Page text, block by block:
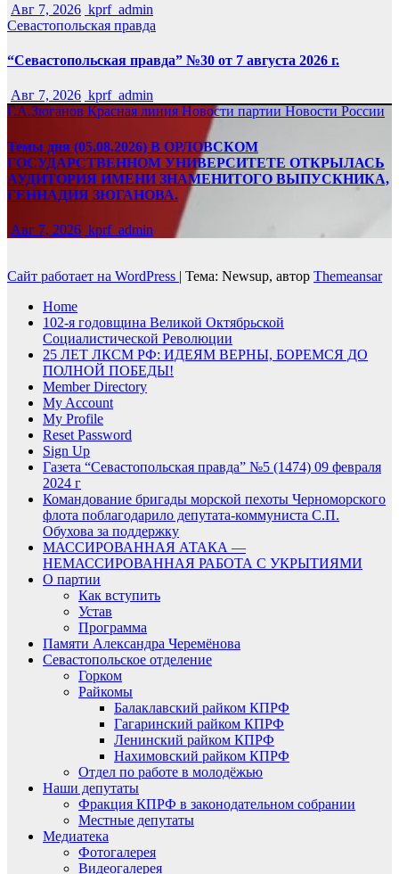
Авг 7, 2026 kprf_admin
Севастопольская правда
“Севастопольская правда” №30 от 7 августа 2026 г.
Авг 7, 2026 kprf_admin
Г.А.ЗюгановКрасная линияНовости партии Новости России
Темы дня (05.08.2026) В ОРЛОВСКОМ
ГОСУДАРСТВЕННОМ УНИВЕРСИТЕТЕ ОТКРЫЛАСЬ
АУДИТОРИЯ ИМЕНИ ЗНАМЕНИТОГО ВЫПУСКНИКА,
ГЕННАДИЯ ЗЮГАНОВА.
Авг 7, 2026 kprf_admin
Сайт работает на WordPress | Тема: Newsup, автор Themeansar
Home
102-я годовщина Великой Октябрьской
Социалистической Революции
25 ЛЕТ ЛКСМ РФ: ИДЕЯМ ВЕРНЫ, БОРЕМСЯ ДО
ПОЛНОЙ ПОБЕДЫ!
Member Directory
My Account
My Profile
Reset Password
Sign Up
Газета “Севастопольская правда” №5 (1474) 09 февраля
2024 г
Командование бригады морской пехоты Черноморского
флота поблагодарило депутата-коммуниста С.П.
Обухова за поддержку
МАССИРОВАННАЯ АТАКА —
НЕМАССИРОВАННАЯ РАБОТА С УКРЫТИЯМИ
О партии
Как вступить
Устав
Программа
Памяти Александра Черемёнова
Севастопольское отделение
Горком
Райкомы
Балаклавский райком КПРФ
Гагаринский райком КПРФ
Ленинский райком КПРФ
Нахимовский райком КПРФ
Отдел по работе в молодёжью
Наши депутаты
Фракция КПРФ в законодательном собрании
Местные депутаты
Медиатека
Фотогалерея
Видеогалерея